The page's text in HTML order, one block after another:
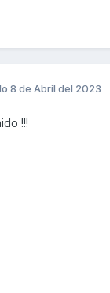
8 de Abril del 2023
!!!